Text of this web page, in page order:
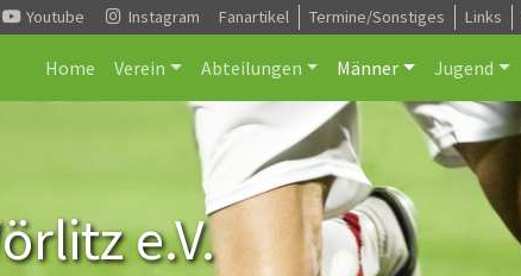
Youtube Instagram Fanartikel Termine/Sonstiges Links
Home Verein Abteilungen Männer Jugend
e.V.